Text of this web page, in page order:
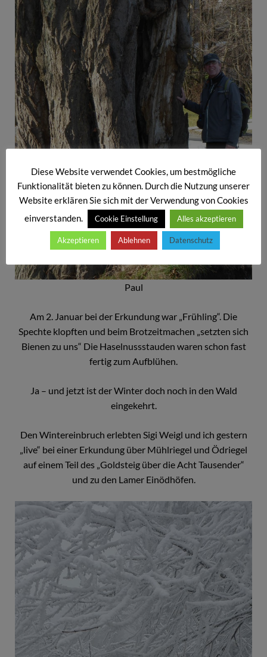
Paul
Am 2. Januar bei der Erkundung war „Frühling“. Die
Spechte klopften und beim Brotzeitmachen „setzten sich
Bienen zu uns“ Die Haselnussstauden waren schon fast
fertig zum Aufblühen.
Ja – und jetzt ist der Winter doch noch in den Wald
eingekehrt.
Den Wintereinbruch erlebten Sigi Weigl und ich gestern
„live“ bei einer Erkundung über Mühlriegel und Ödriegel
auf einem Teil des „Goldsteig über die Acht Tausender“
und zu den Lamer Einödhöfen.
Diese Website verwendet Cookies, um bestmögliche
Funktionalität bieten zu können. Durch die Nutzung unserer
Website erklären Sie sich mit der Verwendung von Cookies
einverstanden.
Cookie Einstellung Alles akzeptieren
Akzeptieren Ablehnen Datenschutz